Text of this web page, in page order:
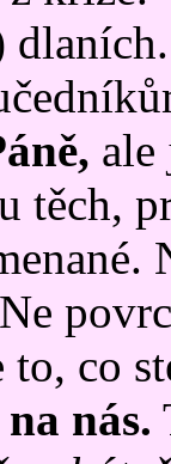
ale
těch,
co
nás.